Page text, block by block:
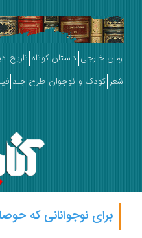
رمان خارجی داستان کوتاه تاریخ
شعر کودک و نوجوان طرح جلد
برای نوجوانانی که